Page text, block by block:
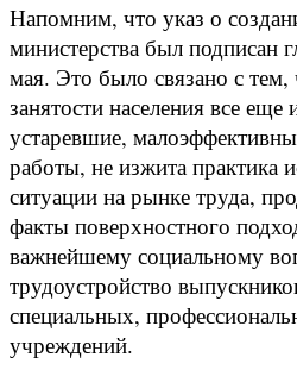
Напомним, что указ о
министерства был подписан
мая. Это было связано с
занятости населения все еще
устаревшие,
работы, не изжита практика
ситуации на рынке труда,
факты поверхностного
важнейшему социальному
трудоустройство
специальных,
учреждений.